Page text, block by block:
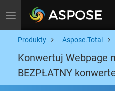
Toggle navigation
Produkty Aspose.Total
Konwertuj Webpage
BEZPŁATNY